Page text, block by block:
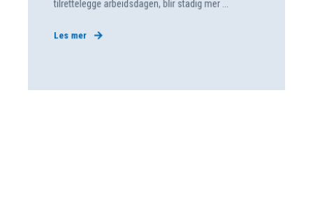
tilrettelegge arbeidsdagen, blir stadig mer ...
Les mer